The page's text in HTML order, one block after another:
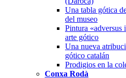
Una tabla gótica
del museo
Pintura «adversus
arte gótico
Una nueva
gótico catalán
Prodigios en la
Conxa Rodà